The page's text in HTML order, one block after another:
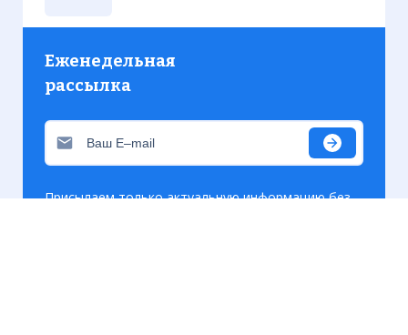
Еженедельная
рассылка
Присылаем только актуальную информацию без